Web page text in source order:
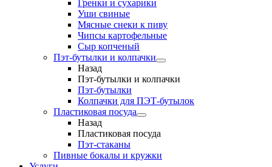
Гренки и сухарики
Уши свиные
Мясные снеки к пиву
Чипсы картофельные
Сыр копченый
Пэт-бутылки и колпачки
Назад
Пэт-бутылки и колпачки
Пэт-бутылки
Колпачки для ПЭТ-бутылок
Пластиковая посуда
Назад
Пластиковая посуда
Пэт-стаканы
Пивные бокалы и кружки